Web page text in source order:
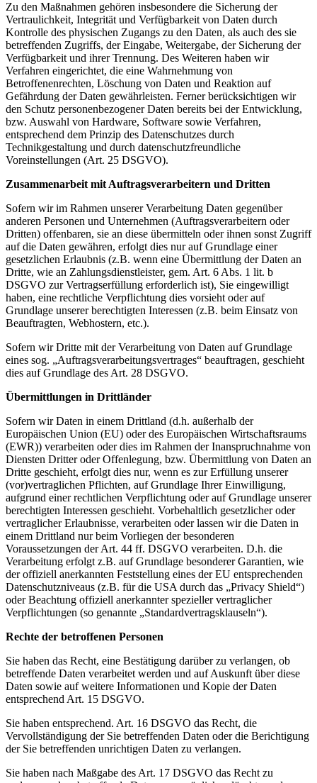
Zu den Maßnahmen gehören insbesondere die Sicherung der
Vertraulichkeit, Integrität und Verfügbarkeit von Daten durch
Kontrolle des physischen Zugangs zu den Daten, als auch des sie
betreffenden Zugriffs, der Eingabe, Weitergabe, der Sicherung der
Verfügbarkeit und ihrer Trennung. Des Weiteren haben wir
Verfahren eingerichtet, die eine Wahrnehmung von
Betroffenenrechten, Löschung von Daten und Reaktion auf
Gefährdung der Daten gewährleisten. Ferner berücksichtigen wir
den Schutz personenbezogener Daten bereits bei der Entwicklung,
bzw. Auswahl von Hardware, Software sowie Verfahren,
entsprechend dem Prinzip des Datenschutzes durch
Technikgestaltung und durch datenschutzfreundliche
Voreinstellungen (Art. 25 DSGVO).
Zusammenarbeit mit Auftragsverarbeitern und Dritten
Sofern wir im Rahmen unserer Verarbeitung Daten gegenüber
anderen Personen und Unternehmen (Auftragsverarbeitern oder
Dritten) offenbaren, sie an diese übermitteln oder ihnen sonst Zugriff
auf die Daten gewähren, erfolgt dies nur auf Grundlage einer
gesetzlichen Erlaubnis (z.B. wenn eine Übermittlung der Daten an
Dritte, wie an Zahlungsdienstleister, gem. Art. 6 Abs. 1 lit. b
DSGVO zur Vertragserfüllung erforderlich ist), Sie eingewilligt
haben, eine rechtliche Verpflichtung dies vorsieht oder auf
Grundlage unserer berechtigten Interessen (z.B. beim Einsatz von
Beauftragten, Webhostern, etc.).
Sofern wir Dritte mit der Verarbeitung von Daten auf Grundlage
eines sog. „Auftragsverarbeitungsvertrages“ beauftragen, geschieht
dies auf Grundlage des Art. 28 DSGVO.
Übermittlungen in Drittländer
Sofern wir Daten in einem Drittland (d.h. außerhalb der
Europäischen Union (EU) oder des Europäischen Wirtschaftsraums
(EWR)) verarbeiten oder dies im Rahmen der Inanspruchnahme von
Diensten Dritter oder Offenlegung, bzw. Übermittlung von Daten an
Dritte geschieht, erfolgt dies nur, wenn es zur Erfüllung unserer
(vor)vertraglichen Pflichten, auf Grundlage Ihrer Einwilligung,
aufgrund einer rechtlichen Verpflichtung oder auf Grundlage unserer
berechtigten Interessen geschieht. Vorbehaltlich gesetzlicher oder
vertraglicher Erlaubnisse, verarbeiten oder lassen wir die Daten in
einem Drittland nur beim Vorliegen der besonderen
Voraussetzungen der Art. 44 ff. DSGVO verarbeiten. D.h. die
Verarbeitung erfolgt z.B. auf Grundlage besonderer Garantien, wie
der offiziell anerkannten Feststellung eines der EU entsprechenden
Datenschutzniveaus (z.B. für die USA durch das „Privacy Shield“)
oder Beachtung offiziell anerkannter spezieller vertraglicher
Verpflichtungen (so genannte „Standardvertragsklauseln“).
Rechte der betroffenen Personen
Sie haben das Recht, eine Bestätigung darüber zu verlangen, ob
betreffende Daten verarbeitet werden und auf Auskunft über diese
Daten sowie auf weitere Informationen und Kopie der Daten
entsprechend Art. 15 DSGVO.
Sie haben entsprechend. Art. 16 DSGVO das Recht, die
Vervollständigung der Sie betreffenden Daten oder die Berichtigung
der Sie betreffenden unrichtigen Daten zu verlangen.
Sie haben nach Maßgabe des Art. 17 DSGVO das Recht zu